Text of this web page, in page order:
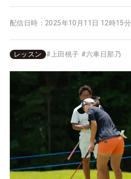
配信日時： 2025年10月11日 12時15分
レッスン #上田桃子 #六車日那乃